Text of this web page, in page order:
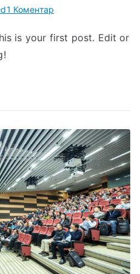
1 Коментар
world!
is your first post. Edit or